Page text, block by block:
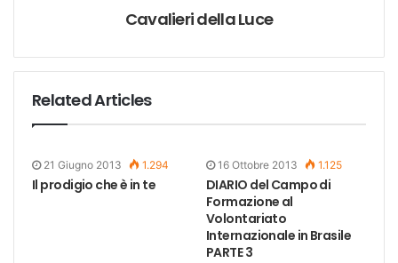
Cavalieri della Luce
Related Articles
21 Giugno 2013 1.294
Il prodigio che è in te
16 Ottobre 2013 1.125
DIARIO del Campo di
Formazione al
Volontariato
Internazionale in Brasile
PARTE 3